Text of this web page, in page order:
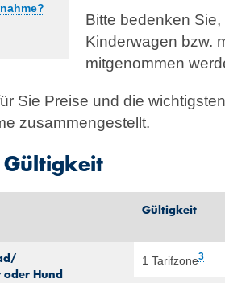
Bitte bedenken
Kinderwagen bzw.
mitgenommen
Sie Preise und die
zusammengestellt.
Gültigkeit
Gültigkeit
Hund
1 Tarifzone3